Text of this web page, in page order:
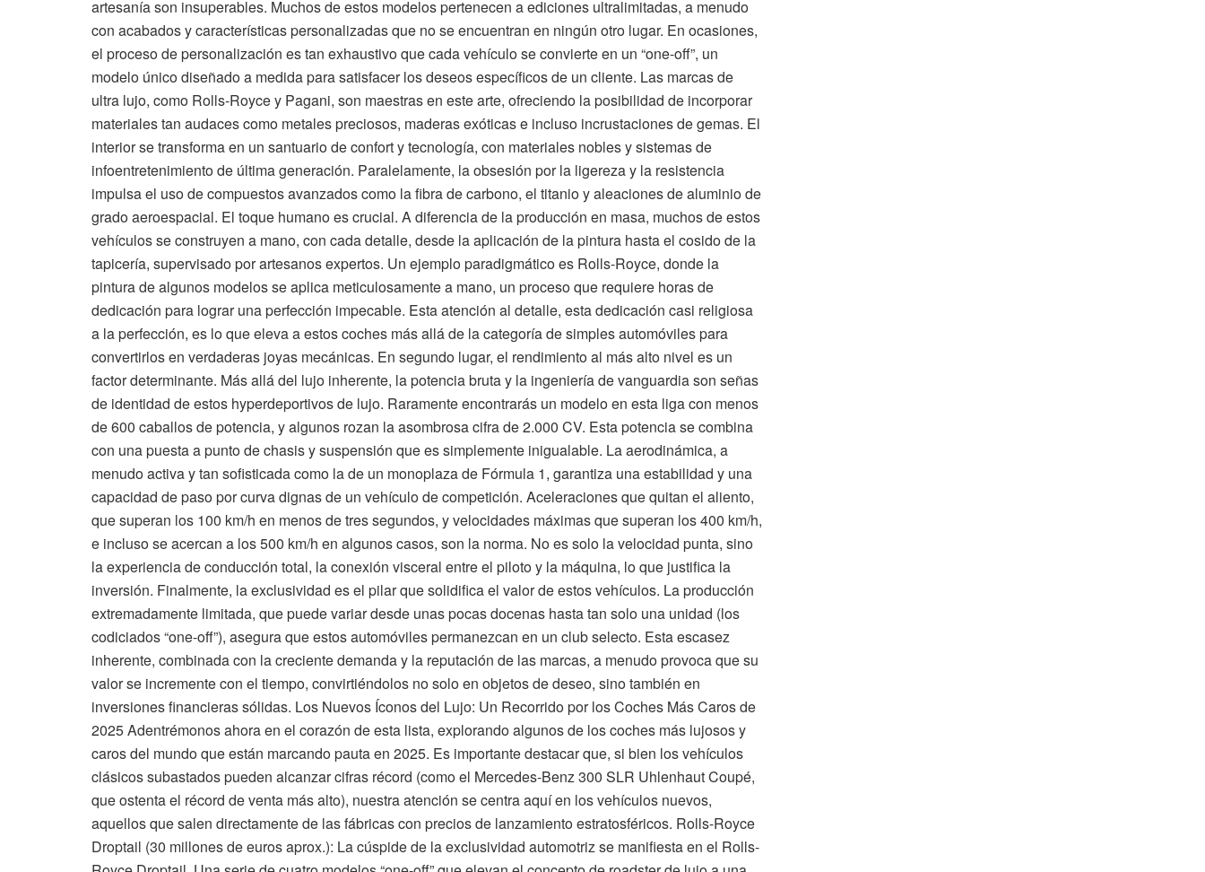
artesanía son insuperables. Muchos de estos modelos pertenecen a ediciones ultralimitadas, a menudo
con acabados y características personalizadas que no se encuentran en ningún otro lugar. En ocasiones,
el proceso de personalización es tan exhaustivo que cada vehículo se convierte en un “one-off”, un
modelo único diseñado a medida para satisfacer los deseos específicos de un cliente. Las marcas de
ultra lujo, como Rolls-Royce y Pagani, son maestras en este arte, ofreciendo la posibilidad de incorporar
materiales tan audaces como metales preciosos, maderas exóticas e incluso incrustaciones de gemas. El
interior se transforma en un santuario de confort y tecnología, con materiales nobles y sistemas de
infoentretenimiento de última generación. Paralelamente, la obsesión por la ligereza y la resistencia
impulsa el uso de compuestos avanzados como la fibra de carbono, el titanio y aleaciones de aluminio de
grado aeroespacial. El toque humano es crucial. A diferencia de la producción en masa, muchos de estos
vehículos se construyen a mano, con cada detalle, desde la aplicación de la pintura hasta el cosido de la
tapicería, supervisado por artesanos expertos. Un ejemplo paradigmático es Rolls-Royce, donde la
pintura de algunos modelos se aplica meticulosamente a mano, un proceso que requiere horas de
dedicación para lograr una perfección impecable. Esta atención al detalle, esta dedicación casi religiosa
a la perfección, es lo que eleva a estos coches más allá de la categoría de simples automóviles para
convertirlos en verdaderas joyas mecánicas. En segundo lugar, el rendimiento al más alto nivel es un
factor determinante. Más allá del lujo inherente, la potencia bruta y la ingeniería de vanguardia son señas
de identidad de estos hyperdeportivos de lujo. Raramente encontrarás un modelo en esta liga con menos
de 600 caballos de potencia, y algunos rozan la asombrosa cifra de 2.000 CV. Esta potencia se combina
con una puesta a punto de chasis y suspensión que es simplemente inigualable. La aerodinámica, a
menudo activa y tan sofisticada como la de un monoplaza de Fórmula 1, garantiza una estabilidad y una
capacidad de paso por curva dignas de un vehículo de competición. Aceleraciones que quitan el aliento,
que superan los 100 km/h en menos de tres segundos, y velocidades máximas que superan los 400 km/h,
e incluso se acercan a los 500 km/h en algunos casos, son la norma. No es solo la velocidad punta, sino
la experiencia de conducción total, la conexión visceral entre el piloto y la máquina, lo que justifica la
inversión. Finalmente, la exclusividad es el pilar que solidifica el valor de estos vehículos. La producción
extremadamente limitada, que puede variar desde unas pocas docenas hasta tan solo una unidad (los
codiciados “one-off”), asegura que estos automóviles permanezcan en un club selecto. Esta escasez
inherente, combinada con la creciente demanda y la reputación de las marcas, a menudo provoca que su
valor se incremente con el tiempo, convirtiéndolos no solo en objetos de deseo, sino también en
inversiones financieras sólidas. Los Nuevos Íconos del Lujo: Un Recorrido por los Coches Más Caros de
2025 Adentrémonos ahora en el corazón de esta lista, explorando algunos de los coches más lujosos y
caros del mundo que están marcando pauta en 2025. Es importante destacar que, si bien los vehículos
clásicos subastados pueden alcanzar cifras récord (como el Mercedes-Benz 300 SLR Uhlenhaut Coupé,
que ostenta el récord de venta más alto), nuestra atención se centra aquí en los vehículos nuevos,
aquellos que salen directamente de las fábricas con precios de lanzamiento estratosféricos. Rolls-Royce
Droptail (30 millones de euros aprox.): La cúspide de la exclusividad automotriz se manifiesta en el Rolls-